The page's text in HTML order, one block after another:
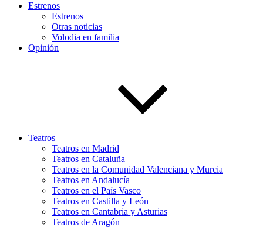
Estrenos
Estrenos
Otras noticias
Volodia en familia
Opinión
Teatros
Teatros en Madrid
Teatros en Cataluña
Teatros en la Comunidad Valenciana y Murcia
Teatros en Andalucía
Teatros en el País Vasco
Teatros en Castilla y León
Teatros en Cantabria y Asturias
Teatros de Aragón